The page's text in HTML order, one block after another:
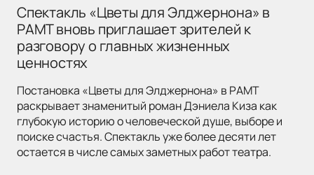
Спектакль «Цветы для Элджернона» в
РАМТ вновь приглашает зрителей к
разговору о главных жизненных
ценностях
Постановка «Цветы для Элджернона» в РАМТ
раскрывает знаменитый роман Дэниела Киза как
глубокую историю о человеческой душе, выборе и
поиске счастья. Спектакль уже более десяти лет
остается в числе самых заметных работ театра.